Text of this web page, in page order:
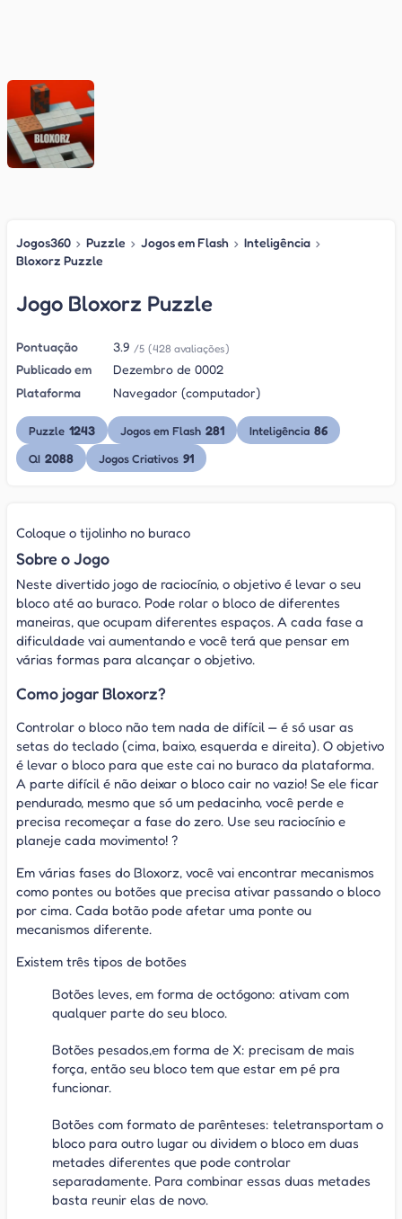
Jogos360 › Puzzle › Jogos em Flash › Inteligência ›
Bloxorz Puzzle
Jogo Bloxorz Puzzle
Pontuação 3.9 /5 (428 avaliações)
Publicado em
Dezembro de 0002
Plataforma
Navegador (computador)
Puzzle 1243 Jogos em Flash 281 Inteligência 86
QI 2088 Jogos Criativos 91
Coloque o tijolinho no buraco
Sobre o Jogo
Neste divertido jogo de raciocínio, o objetivo é levar o seu
bloco até ao buraco. Pode rolar o bloco de diferentes
maneiras, que ocupam diferentes espaços. A cada fase a
dificuldade vai aumentando e você terá que pensar em
várias formas para alcançar o objetivo.
Como jogar Bloxorz?
Controlar o bloco não tem nada de difícil — é só usar as
setas do teclado (cima, baixo, esquerda e direita). O objetivo
é levar o bloco para que este cai no buraco da plataforma.
A parte difícil é não deixar o bloco cair no vazio! Se ele ficar
pendurado, mesmo que só um pedacinho, você perde e
precisa recomeçar a fase do zero. Use seu raciocínio e
planeje cada movimento! ?
Em várias fases do Bloxorz, você vai encontrar mecanismos
como pontes ou botões que precisa ativar passando o bloco
por cima. Cada botão pode afetar uma ponte ou
mecanismos diferente.
Existem três tipos de botões
Botões leves, em forma de octógono: ativam com
qualquer parte do seu bloco.
Botões pesados,em forma de X: precisam de mais
força, então seu bloco tem que estar em pé pra
funcionar.
Botões com formato de parênteses: teletransportam o
bloco para outro lugar ou dividem o bloco em duas
metades diferentes que pode controlar
separadamente. Para combinar essas duas metades
basta reunir elas de novo.